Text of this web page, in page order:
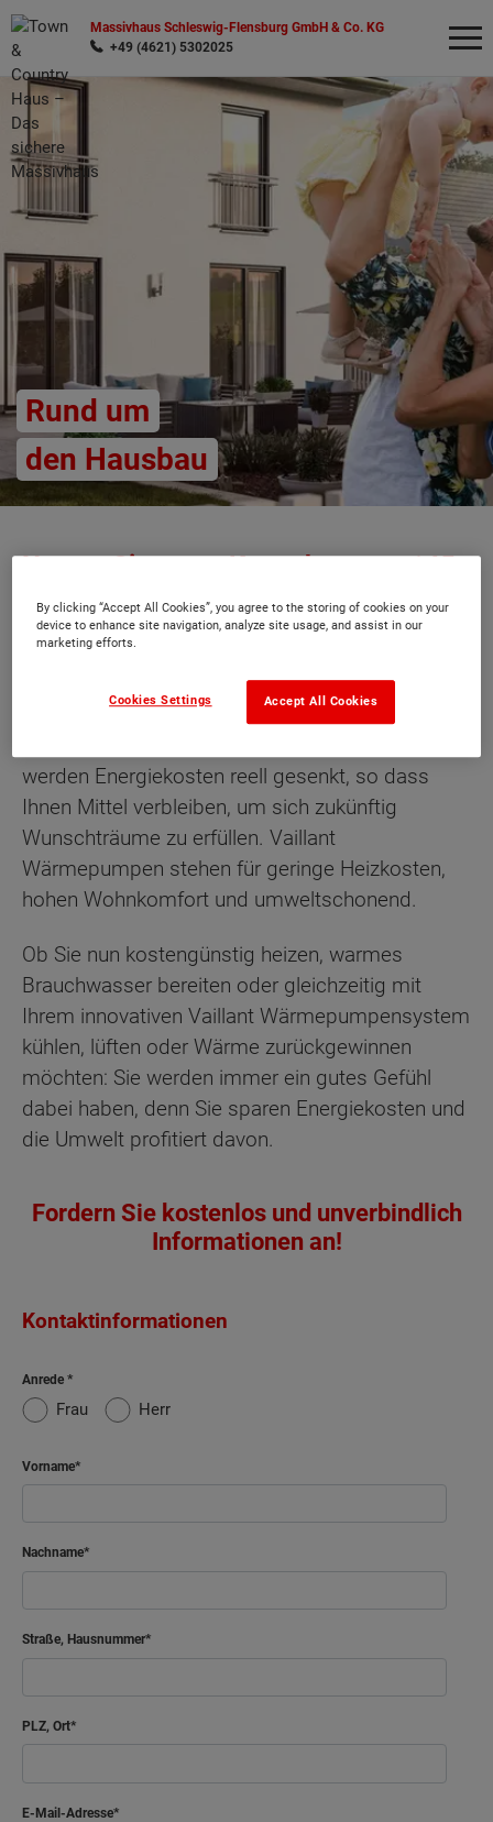
Massivhaus Schleswig-Flensburg GmbH & Co. KG
+49 (4621) 5302025
Rund um
den Hausbau
Nutzen Sie unser Know-how aus 145
Jahren Erfahrung.
Vaillant – Wärmepumpen der
Spitzenklasse
werden Energiekosten reell gesenkt, so dass
Ihnen Mittel verbleiben, um sich zukünftig
Wunschträume zu erfüllen. Vaillant
Wärmepumpen stehen für geringe Heizkosten,
hohen Wohnkomfort und umweltschonend.
Ob Sie nun kostengünstig heizen, warmes
Brauchwasser bereiten oder gleichzeitig mit
Ihrem innovativen Vaillant Wärmepumpensystem
kühlen, lüften oder Wärme zurückgewinnen
möchten: Sie werden immer ein gutes Gefühl
dabei haben, denn Sie sparen Energiekosten und
die Umwelt profitiert davon.
Fordern Sie kostenlos und unverbindlich
Informationen an!
Kontaktinformationen
Anrede
Frau Herr
Vorname
Nachname
Straße, Hausnummer
PLZ, Ort
E-Mail-Adresse
Wonach möchten Sie suchen?
By clicking “Accept All Cookies”, you agree to the storing of cookies on your
device to enhance site navigation, analyze site usage, and assist in our
marketing efforts.
Accept All Cookies
Cookies Settings